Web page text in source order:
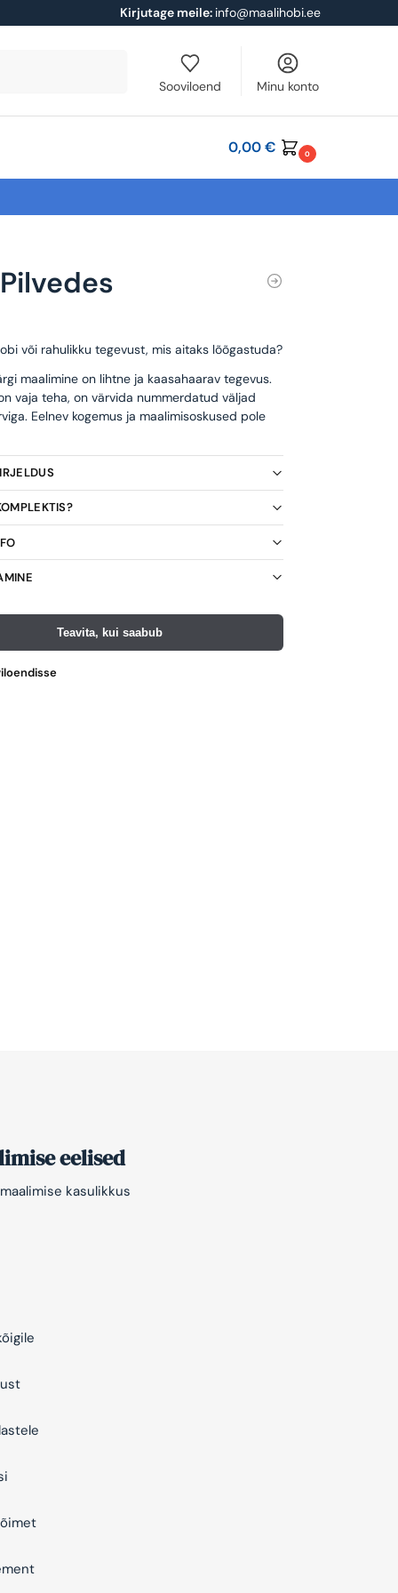
Kirjutage meile: info@maalihobi.ee
Sooviloend Minu konto
0,00€ 0
või rahulikku tegevust, mis aitaks lõõgastuda?
maalimine on lihtne ja kaasahaarav tegevus.
vaja teha, on värvida nummerdatud väljad
Eelnev kogemus ja maalimisoskused pole
Teavita, kui saabub
eelised
kasulikkus